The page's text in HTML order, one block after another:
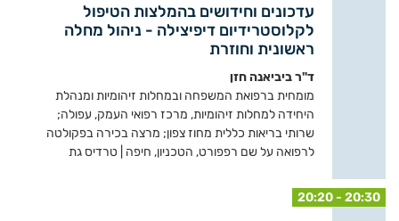
עדכונים וחידושים בהמלצות הטיפול
לקלוסטרידיום דיפיצילה - ניהול מחלה
ראשונית וחוזרת
ד"ר ביביאנה חזן
מומחית ברפואת המשפחה ובמחלות זיהומיות ומנהלת
היחידה למחלות זיהומיות, מרכז רפואי העמק, עפולה;
שרותי בריאות כללית מחוז צפון; מרצה בכירה בפקולטה
לרפואה על שם רפפורט, הטכניון, חיפה | טרדיס גת
20:20 - 20:30